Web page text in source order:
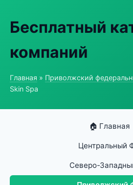
Бесплатный
компаний
Главная » Приволжский
Skin Spa
🏠 Главная
Центральный
Северо-